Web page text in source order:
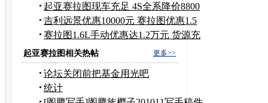
元
起亚赛拉图现车充足 4S全系降价8800
元
吉利远景优惠10000元 赛拉图优惠1.5
万
赛拉图1.6L手动优惠达1.2万元 货源充
足
更多>>
起亚赛拉图相关热帖
论坛关闭前把基金用光吧
统计